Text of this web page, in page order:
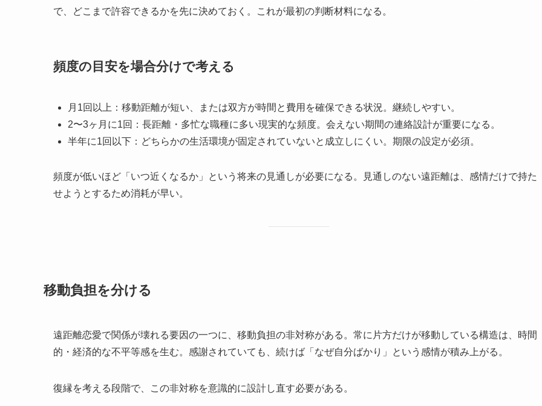
で、どこまで許容できるかを先に決めておく。これが最初の判断材料になる。
頻度の目安を場合分けで考える
月1回以上：移動距離が短い、または双方が時間と費用を確保できる状況。継続しやすい。
2〜3ヶ月に1回：長距離・多忙な職種に多い現実的な頻度。会えない期間の連絡設計が重要になる。
半年に1回以下：どちらかの生活環境が固定されていないと成立しにくい。期限の設定が必須。
頻度が低いほど「いつ近くなるか」という将来の見通しが必要になる。見通しのない遠距離は、感情だけで持た
せようとするため消耗が早い。
移動負担を分ける
遠距離恋愛で関係が壊れる要因の一つに、移動負担の非対称がある。常に片方だけが移動している構造は、時間
的・経済的な不平等感を生む。感謝されていても、続けば「なぜ自分ばかり」という感情が積み上がる。
復縁を考える段階で、この非対称を意識的に設計し直す必要がある。